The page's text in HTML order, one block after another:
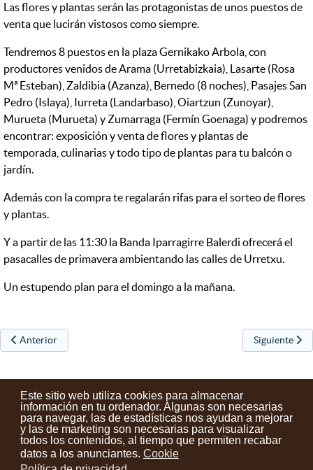
Este sitio web utiliza cookies para almacenar
información en tu ordenador. Algunas son necesarias
para navegar, las de estadísticas nos ayudan a mejorar
y las de marketing son necesarias para visualizar
todos los contenidos, al tiempo que permiten recabar
datos a los anunciantes. Cookie
Las flores y plantas serán las protagonistas de unos puestos de
venta que lucirán vistosos como siempre.
Tendremos 8 puestos en la plaza Gernikako Arbola, con
productores venidos de Arama (Urretabizkaia), Lasarte (Rosa
Mª Esteban), Zaldibia (Azanza), Bernedo (8 noches), Pasajes San
Pedro (Islaya), Iurreta (Landarbaso), Oiartzun (Zunoyar),
Murueta (Murueta) y Zumarraga (Fermín Goenaga) y podremos
encontrar: exposición y venta de flores y plantas de
temporada, culinarias y todo tipo de plantas para tu balcón o
jardín.
Además con la compra te regalarán rifas para el sorteo de flores
y plantas.
Y a partir de las 11:30 la Banda Iparragirre Balerdi ofrecerá el
pasacalles de primavera ambientando las calles de Urretxu.
Un estupendo plan para el domingo a la mañana.
Artículo anterior: Autobús para asistir al concierto homenaje a
Anterior Artículo
Siguiente
Contactos Condiciones de uso Aviso legal
Noticias
Tu opinión cuenta